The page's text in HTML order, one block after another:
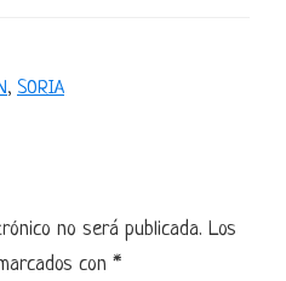
, SORIA
no será publicada. Los
con *